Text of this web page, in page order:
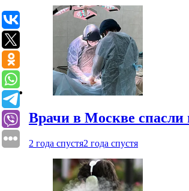
Врачи в Москве
2 года спустя2 года спустя